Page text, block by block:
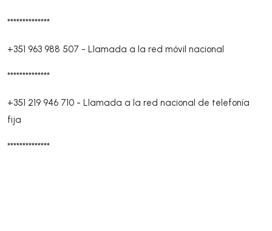
**************
+351 963 988 507 - Llamada a la red móvil nacional
**************
+351 219 946 710 - Llamada a la red nacional de telefonía
fija
**************